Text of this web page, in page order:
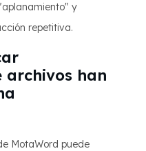
y
repetitiva.
archivos han
MotaWord puede